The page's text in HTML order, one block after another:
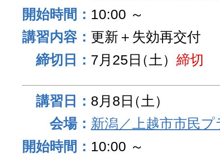
10:00 ～
更新＋失効再交付
7月25日（土） 締切
8月8日（土）
新潟／上越市市民プ
10:00 ～